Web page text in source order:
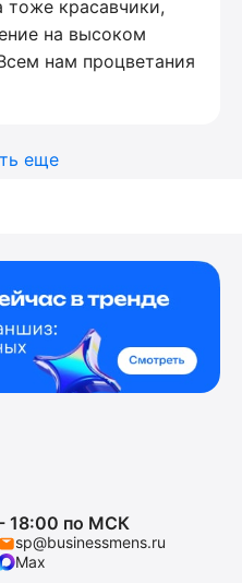
тоже красавчики,
на высоком
нам процветания
еще
18:00 по МСК
sp@businessmens.ru
Max